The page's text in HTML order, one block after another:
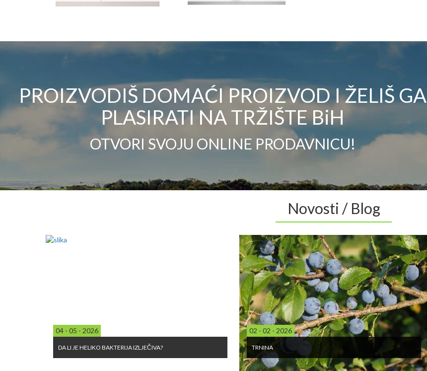
PROIZVODIŠ DOMAĆI PROIZVOD I ŽELIŠ GA
PLASIRATI NA TRŽIŠTE BiH
OTVORI SVOJU ONLINE PRODAVNICU!
Novosti / Blog
04 - 05 - 2026
DA LI JE HELIKO BAKTERIJA IZLJEČIVA?
02 - 02 - 2026
TRNINA